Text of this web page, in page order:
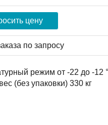
цену
по запросу
режим от -22 до -12
(без упаковки) 330 кг